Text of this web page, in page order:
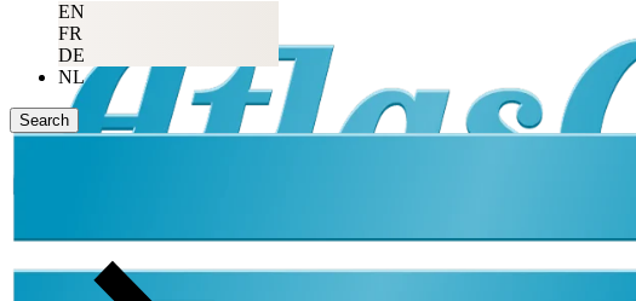
EN
FR
DE
NL
Search